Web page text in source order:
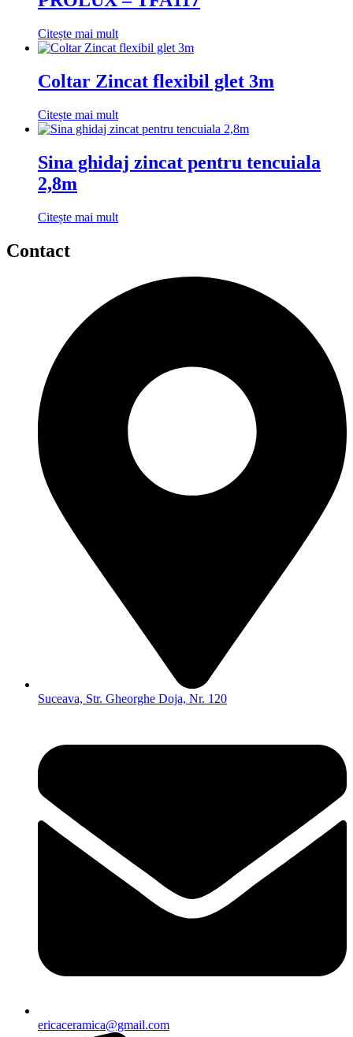
Citește mai mult
Coltar Zincat flexibil glet 3m
Citește mai mult
Sina ghidaj zincat pentru tencuiala
2,8m
Citește mai mult
Contact
Suceava, Str. Gheorghe Doja, Nr. 120
ericaceramica@gmail.com